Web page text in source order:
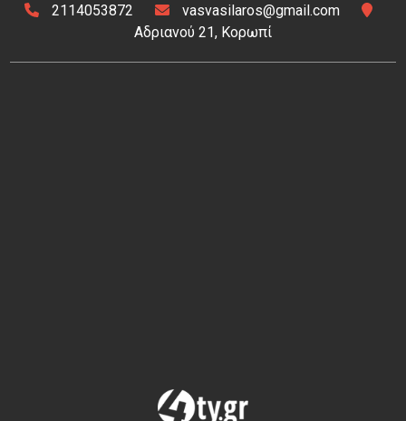
2114053872
vasvasilaros@gmail.com
Αδριανού 21, Κορωπί